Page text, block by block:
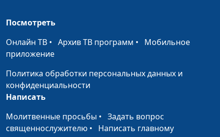
предприниматель
Путь к благополучию.
Досуг и благополучие
бизнес-тренер, Евгений
Мария Вачева,
психолог; Сергей Бутов,
Посмотреть
Онлайн ТВ • Архив ТВ программ • Мобильное
приложение
Политика обработки персональных данных и
конфиденциальности
Написать
Молитвенные просьбы • Задать вопрос
священнослужителю • Написать главному